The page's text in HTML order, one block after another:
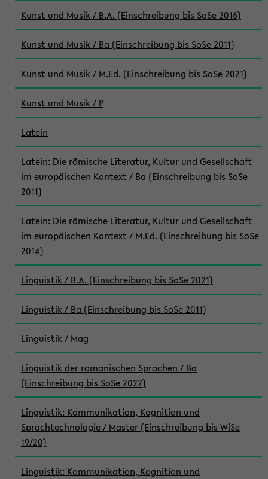
Kunst und Musik / B.A. (Einschreibung bis SoSe 2016)
Kunst und Musik / Ba (Einschreibung bis SoSe 2011)
Kunst und Musik / M.Ed. (Einschreibung bis SoSe 2021)
Kunst und Musik / P
Latein
Latein: Die römische Literatur, Kultur und Gesellschaft
im europäischen Kontext / Ba (Einschreibung bis SoSe
2011)
Latein: Die römische Literatur, Kultur und Gesellschaft
im europäischen Kontext / M.Ed. (Einschreibung bis SoSe
2014)
Linguistik / B.A. (Einschreibung bis SoSe 2021)
Linguistik / Ba (Einschreibung bis SoSe 2011)
Linguistik / Mag
Linguistik der romanischen Sprachen / Ba
(Einschreibung bis SoSe 2022)
Linguistik: Kommunikation, Kognition und
Sprachtechnologie / Master (Einschreibung bis WiSe
19/20)
Linguistik: Kommunikation, Kognition und